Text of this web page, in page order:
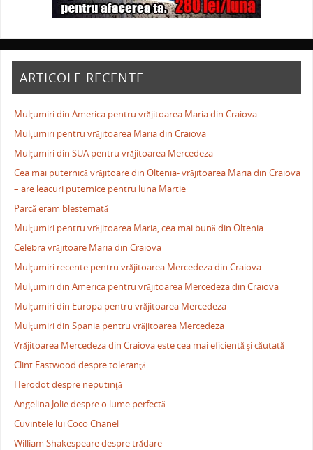
ARTICOLE RECENTE
Mulţumiri din America pentru vrăjitoarea Maria din Craiova
Mulţumiri pentru vrăjitoarea Maria din Craiova
Mulţumiri din SUA pentru vrăjitoarea Mercedeza
Cea mai puternică vrăjitoare din Oltenia- vrăjitoarea Maria din Craiova
– are leacuri puternice pentru luna Martie
Parcă eram blestemată
Mulţumiri pentru vrăjitoarea Maria, cea mai bună din Oltenia
Celebra vrăjitoare Maria din Craiova
Mulţumiri recente pentru vrăjitoarea Mercedeza din Craiova
Mulţumiri din America pentru vrăjitoarea Mercedeza din Craiova
Mulţumiri din Europa pentru vrăjitoarea Mercedeza
Mulţumiri din Spania pentru vrăjitoarea Mercedeza
Vrăjitoarea Mercedeza din Craiova este cea mai eficientă şi căutată
Clint Eastwood despre toleranţă
Herodot despre neputinţă
Angelina Jolie despre o lume perfectă
Cuvintele lui Coco Chanel
William Shakespeare despre trădare